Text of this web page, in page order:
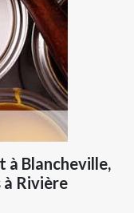
à Blancheville,
à Rivière